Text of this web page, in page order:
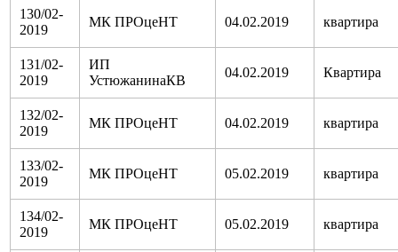
130/02-
2019
МК ПРОцеНТ 04.02.2019 квартира
131/02-
2019
ИП
УстюжанинаКВ
04.02.2019 Квартира
132/02-
2019
МК ПРОцеНТ 04.02.2019 квартира
133/02-
2019
МК ПРОцеНТ 05.02.2019 квартира
134/02-
2019
МК ПРОцеНТ 05.02.2019 квартира